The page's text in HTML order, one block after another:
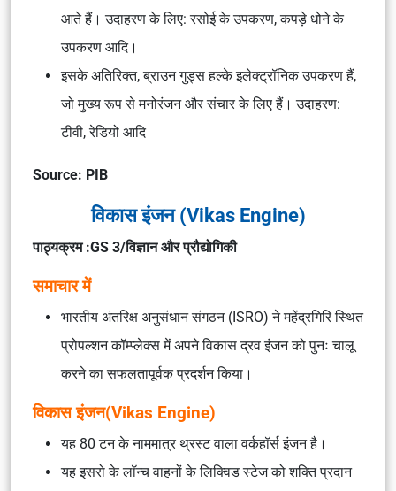
आते हैं। उदाहरण के लिए: रसोई के उपकरण, कपड़े धोने के
उपकरण आदि।
इसके अतिरिक्त, ब्राउन गुड्स हल्के इलेक्ट्रॉनिक उपकरण हैं,
जो मुख्य रूप से मनोरंजन और संचार के लिए हैं। उदाहरण:
टीवी, रेडियो आदि
Source: PIB
विकास इंजन (Vikas Engine)
पाठ्यक्रम :GS 3/विज्ञान और प्रौद्योगिकी
समाचार में
भारतीय अंतरिक्ष अनुसंधान संगठन (ISRO) ने महेंद्रगिरि स्थित
प्रोपल्शन कॉम्प्लेक्स में अपने विकास द्रव इंजन को पुनः चालू
करने का सफलतापूर्वक प्रदर्शन किया।
विकास इंजन(Vikas Engine)
यह 80 टन के नाममात्र थ्रस्ट वाला वर्कहॉर्स इंजन है।
यह इसरो के लॉन्च वाहनों के लिक्विड स्टेज को शक्ति प्रदान